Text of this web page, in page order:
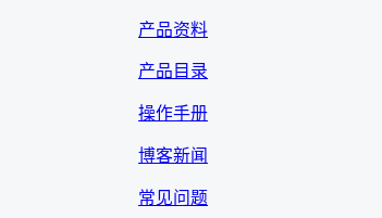
产品资料
产品目录
操作手册
博客新闻
常见问题